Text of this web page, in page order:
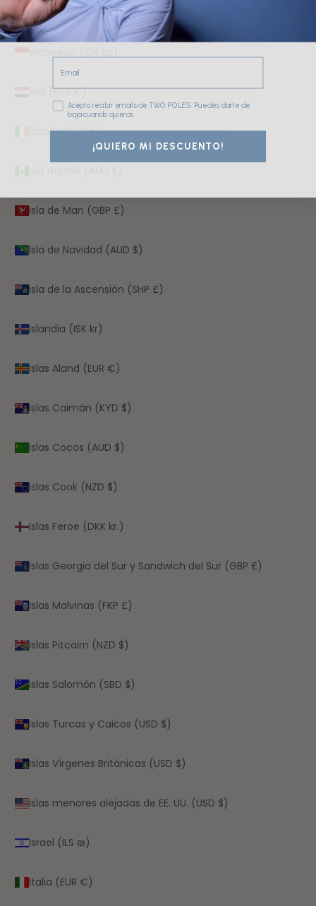
India (INR ₹)
Irak (EUR €)
Irlanda (EUR €)
Isla de Man (GBP £)
Isla de Navidad (AUD $)
Isla de la Ascensión (SHP £)
Islandia (ISK kr)
Islas Aland (EUR €)
Islas Caimán (KYD $)
Islas Cocos (AUD $)
Islas Cook (NZD $)
Islas Feroe (DKK kr.)
Islas Georgia del Sur y Sandwich del Sur (GBP £)
Islas Malvinas (FKP £)
Islas Pitcairn (NZD $)
Islas Salomón (SBD $)
Islas Turcas y Caicos (USD $)
Islas Vírgenes Británicas (USD $)
Islas menores alejadas de EE. UU. (USD $)
Israel (ILS ₪)
Italia (EUR €)
Email
Consentimiento
Acepto recibir emails de TWO POLES. Puedes darte de
baja cuando quieras.
¡QUIERO MI DESCUENTO!